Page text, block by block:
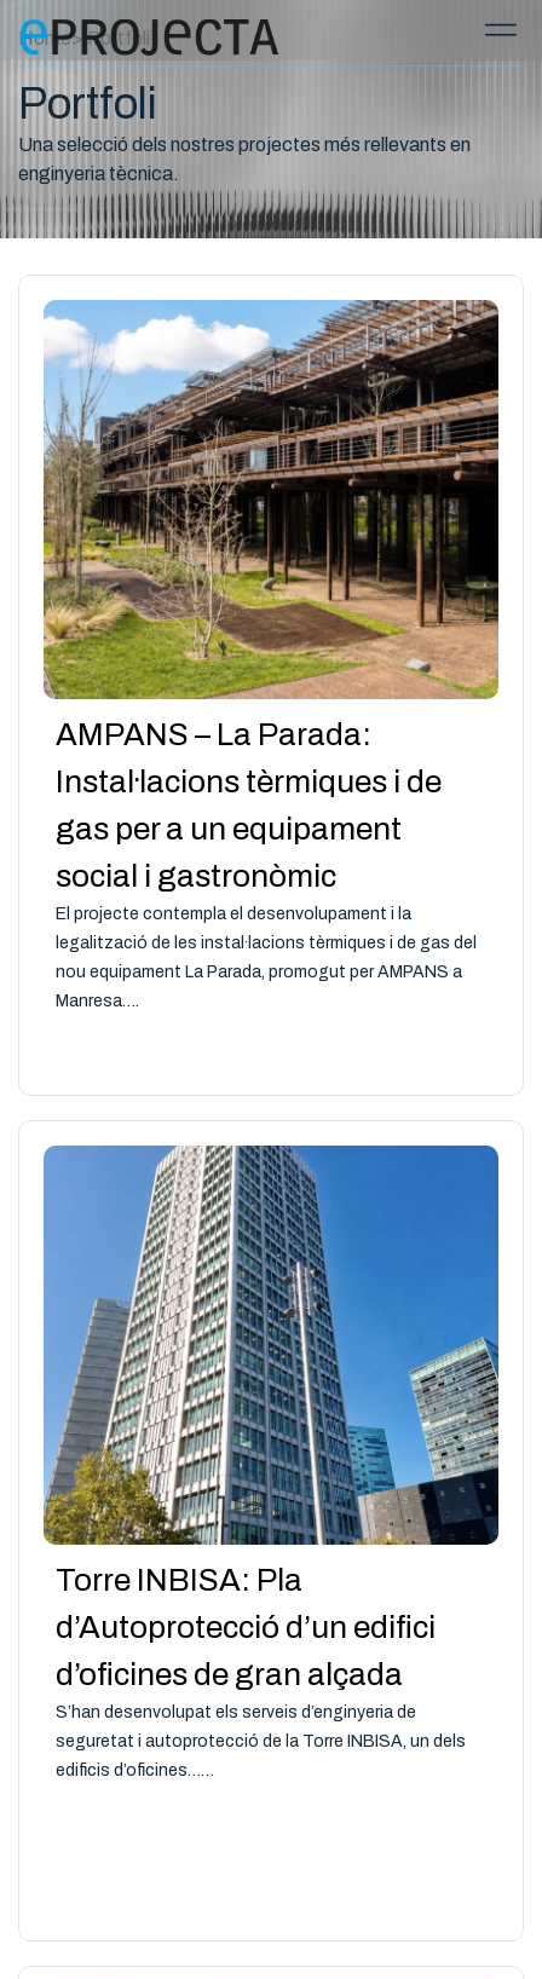
Home> Portfoli
Portfoli
Una selecció dels nostres projectes més rellevants en
enginyeria tècnica.
AMPANS – La Parada:
Instal·lacions tèrmiques i de
gas per a un equipament
social i gastronòmic
El projecte contempla el desenvolupament i la
legalització de les instal·lacions tèrmiques i de gas del
nou equipament La Parada, promogut per AMPANS a
Manresa….
Torre INBISA: Pla
d’Autoprotecció d’un edifici
d’oficines de gran alçada
S’han desenvolupat els serveis d’enginyeria de
seguretat i autoprotecció de la Torre INBISA, un dels
edificis d’oficines……